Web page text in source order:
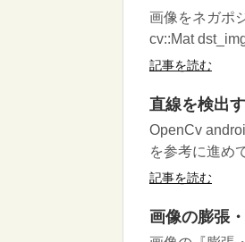
画像をネガ
cv::Mat
記事を読む
直線を検出
OpenCv
を参考に進め
記事を読む
画像の膨張